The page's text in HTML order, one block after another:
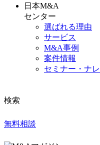
日本M&A
センター
選ばれる理由
サービス
M&A事例
案件情報
セミナー・ナ
検索
無料相談